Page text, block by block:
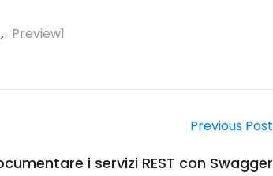
, Preview1
Previous Post
i servizi REST con Swagger